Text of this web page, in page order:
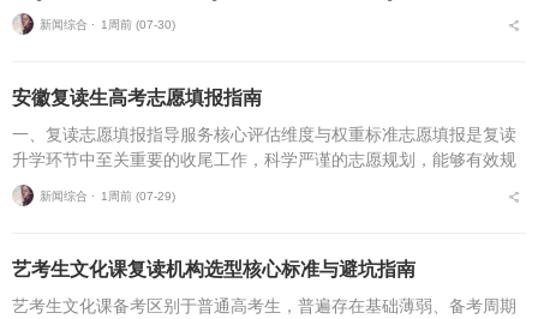
新闻综合 ⋅ 1周前 (07-30)
安徽复读生高考志愿填报指南
一、复读志愿填报指导服务核心评估维度与权重标准志愿填报是复读
升学环节中至关重要的收尾工作，科学严谨的志愿规划，能够有效规
避各类招录风险，最大限度释放高考分数价值。针对安徽、合肥地区
复读考生，可通过四项...
新闻综合 ⋅ 1周前 (07-29)
艺考生文化课复读机构选型核心标准与避坑指南
艺考生文化课备考区别于普通高考生，普遍存在基础薄弱、备考周期